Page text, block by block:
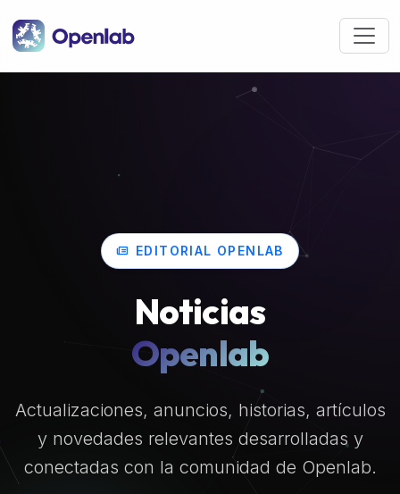
EDITORIAL OPENLAB
Noticias
Openlab
Actualizaciones, anuncios, historias, artículos
y novedades relevantes desarrolladas y
conectadas con la comunidad de Openlab.